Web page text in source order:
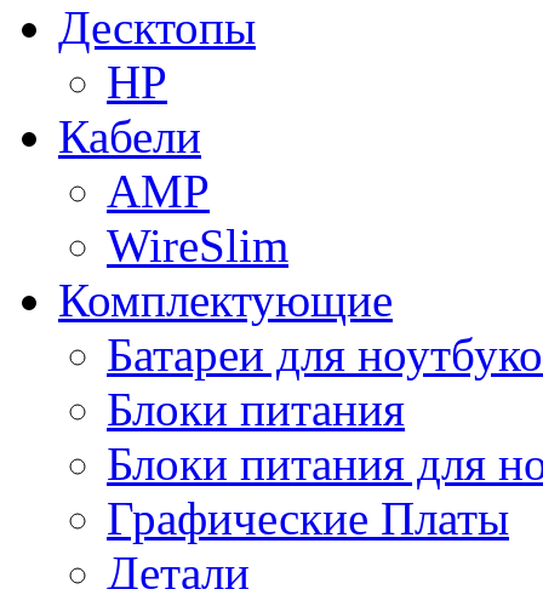
Десктопы
HP
Кабели
AMP
WireSlim
Комплектующие
Батареи для
Блоки питания
Блоки питания для
Графические Платы
Детали